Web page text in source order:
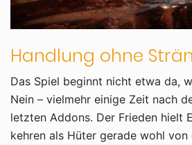
Handlung ohne
Das Spiel beginnt nicht etwa da,
Nein – vielmehr einige Zeit nach
letzten Addons. Der Frieden hielt
kehren als Hüter gerade wohl